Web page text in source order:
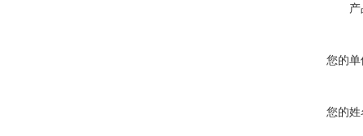
您的
您的